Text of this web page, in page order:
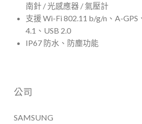
南針 / 光感應器 / 氣壓計
支援 Wi-Fi 802.11 b/g/n、A-GPS
4.1、USB 2.0
IP67 防水、防塵功能
公司
SAMSUNG